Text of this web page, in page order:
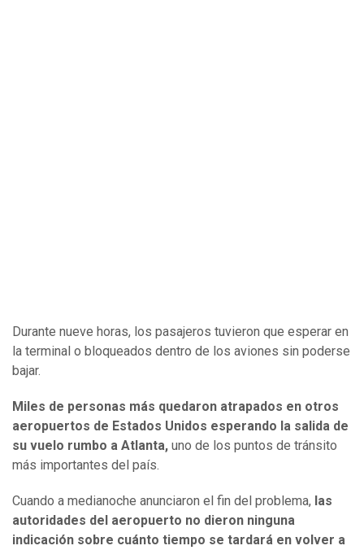
Durante nueve horas, los pasajeros tuvieron que esperar en
la terminal o bloqueados dentro de los aviones sin poderse
bajar.
Miles de personas más quedaron atrapados en otros
aeropuertos de Estados Unidos esperando la salida de
su vuelo rumbo a Atlanta, uno de los puntos de tránsito
más importantes del país.
Cuando a medianoche anunciaron el fin del problema, las
autoridades del aeropuerto no dieron ninguna
indicación sobre cuánto tiempo se tardará en volver a